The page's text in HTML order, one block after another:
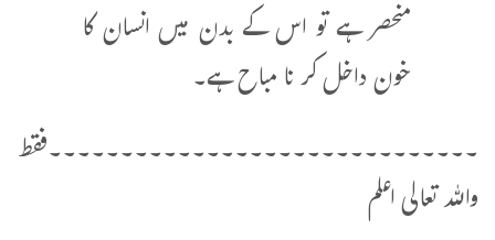
منحصر ہے تو اس کے بدن میں انسان کا
خون داخل کر نا مباح ہے۔
۔۔۔۔۔۔۔۔۔۔۔۔۔۔۔۔۔۔۔۔۔۔۔۔۔۔۔۔۔۔فقط
واللہ تعالی اعلم